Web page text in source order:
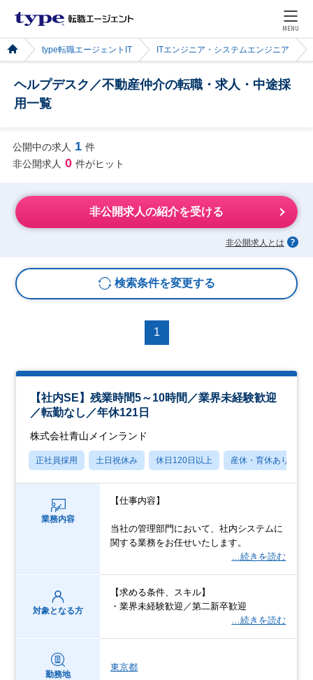
MENU
type転職エージェントIT ITエンジニア・システムエンジニア
ヘルプデスク／不動産仲介の転職・求人・中途採
用一覧
公開中の求人 1 件
非公開求人 0 件がヒット
非公開求人の紹介を受ける
非公開求人とは
検索条件を変更する
1
【社内SE】残業時間5～10時間／業界未経験歓迎
／転勤なし／年休121日
株式会社青山メインランド
正社員採用 土日祝休み 休日120日以上 産休・育休あり
業務内容
【仕事内容】
当社の管理部門において、社内システムに
関する業務をお任せいたします。
…続きを読む
対象となる方
【求める条件、スキル】
・業界未経験歓迎／第二新卒歓迎
…続きを読む
勤務地
東京都